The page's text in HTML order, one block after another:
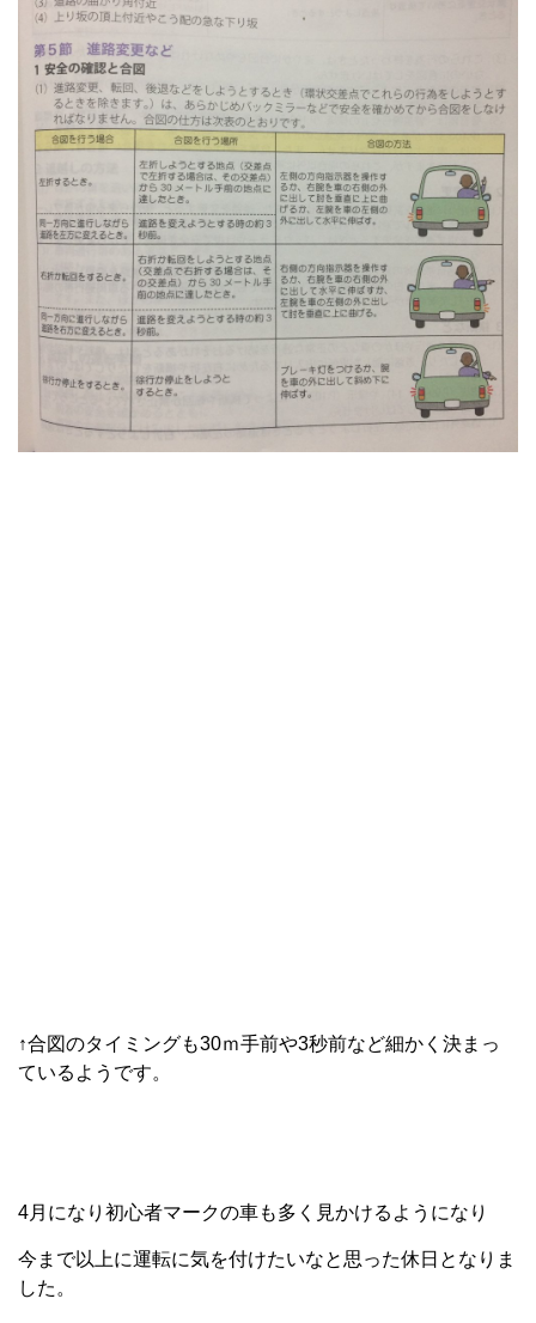
↑合図のタイミングも30ｍ手前や3秒前など細かく決まっ
ているようです。
4月になり初心者マークの車も多く見かけるようになり
今まで以上に運転に気を付けたいなと思った休日となりま
した。